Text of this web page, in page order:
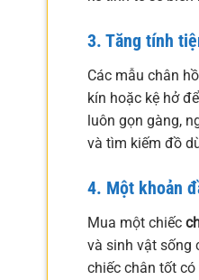
3. Tăng tính
Các mẫu chân
kín hoặc kệ hở
luôn gọn gàng,
và tìm kiếm đồ
4. Một khoản
Mua một chiếc
và sinh vật sống
chiếc chân tốt